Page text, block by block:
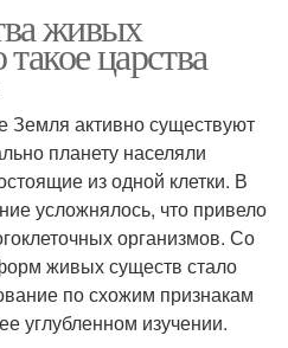
живых
царства
Земля активно существуют
планету населяли
из одной клетки. В
усложнялось, что привело
организмов. Со
живых существ стало
по схожим признакам
углубленном изучении.